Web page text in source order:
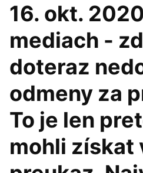
16. okt.
mediach -
doteraz
odmeny za
To je len
mohli získat